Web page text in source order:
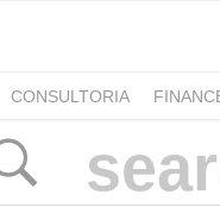
CONSULTORIA
EMPRESAS